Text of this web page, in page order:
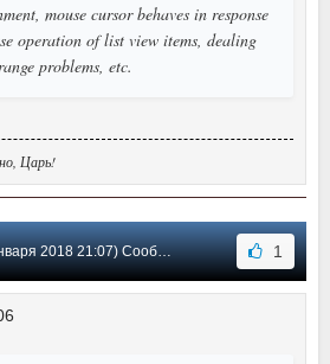
mouse cursor behaves in response
operation of list view items, dealing
problems, etc.
Царь!
2018 21:07) Сообщение #45 1